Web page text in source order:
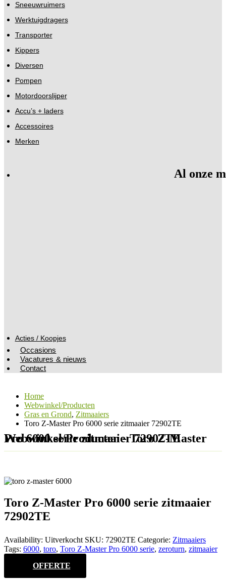
Sneeuwruimers
Werktuigdragers
Transporter
Kippers
Diversen
Pompen
Motordoorslijper
Accu’s + laders
Accessoires
Merken
Al onze
Acties / Koopjes
Occasions
Vacatures & nieuws
Contact
Home
Webwinkel/Producten
Gras en Grond, Zitmaaiers
Toro Z-Master Pro 6000 serie zitmaaier 72902TE
Webwinkel/Producten - Toro Z-Master Pro 6000 serie zitmaaier 72902TE
Toro Z-Master Pro 6000 serie zitmaaier
72902TE
Availability: Uitverkocht SKU: 72902TE Categorie: Zitmaaiers
Tags: 6000, toro, Toro Z-Master Pro 6000 serie, zeroturn, zitmaaier
OFFERTE